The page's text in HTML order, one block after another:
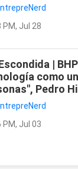
PM, Jul 28
|
como
Pedro
PM, Jul 03